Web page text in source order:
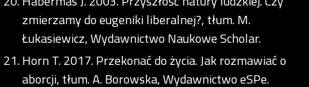
zmierzamy do eugeniki liberalnej?, tłum. M.
Łukasiewicz, Wydawnictwo Naukowe Scholar.
Horn T. 2017. Przekonać do życia. Jak rozmawiać o
aborcji, tłum. A. Borowska, Wydawnictwo eSPe.